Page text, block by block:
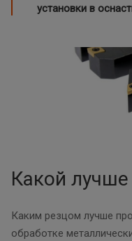
установки в
Какой
Каким резцом лучше
обработке